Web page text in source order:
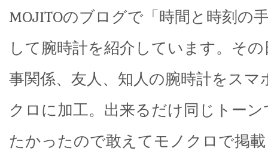
MOJITOのブログで「時間と時刻の
して腕時計を紹介しています。そ
事関係、友人、知人の腕時計をス
クロに加工。出来るだけ同じトー
たかったので敢えてモノクロで掲